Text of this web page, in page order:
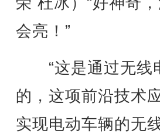
会亮！”
“这是通过无线
的，这项前沿技术
实现电动车辆的无